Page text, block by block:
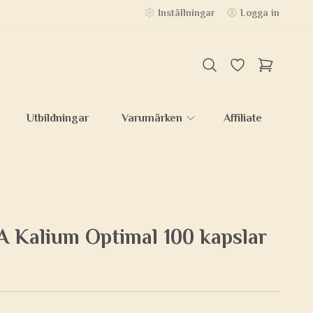
Inställningar Logga in
Utbildningar Varumärken Affiliate
Kalium Optimal 100 kapslar